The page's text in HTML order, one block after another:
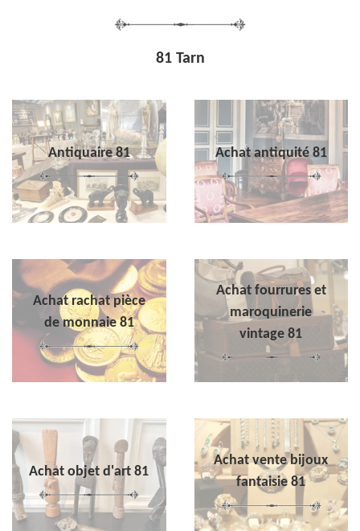
81 Tarn
Antiquaire 81 Achat antiquité 81
Achat rachat pièce
de monnaie 81
Achat fourrures et
maroquinerie
vintage 81
Achat objet d'art 81
Achat vente bijoux
fantaisie 81